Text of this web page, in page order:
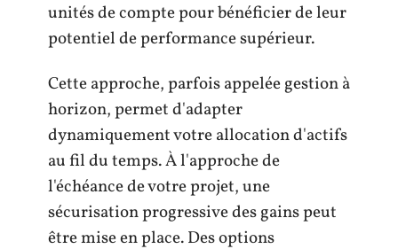
unités de compte pour bénéficier de leur
potentiel de performance supérieur.
Cette approche, parfois appelée gestion à
horizon, permet d'adapter
dynamiquement votre allocation d'actifs
au fil du temps. À l'approche de
l'échéance de votre projet, une
sécurisation progressive des gains peut
être mise en place. Des options